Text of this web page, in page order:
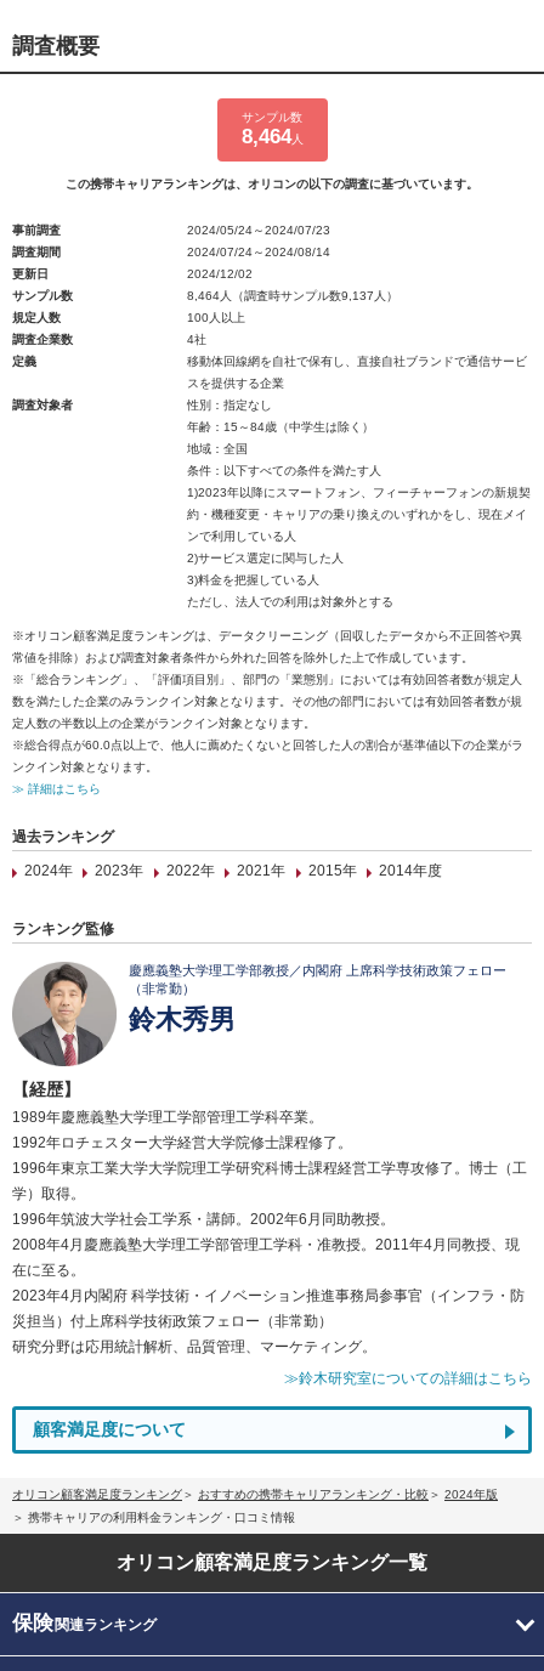
調査概要
サンプル数
8,464人
この携帯キャリアランキングは、オリコンの以下の調査に基づいています。
事前調査
2024/05/24～2024/07/23
調査期間
2024/07/24～2024/08/14
更新日
2024/12/02
サンプル数
8,464人（調査時サンプル数9,137人）
規定人数
100人以上
調査企業数
4社
定義
移動体回線網を自社で保有し、直接自社ブランドで通信サービ
スを提供する企業
調査対象者
性別：指定なし
年齢：15～84歳（中学生は除く）
地域：全国
条件：以下すべての条件を満たす人
1)2023年以降にスマートフォン、フィーチャーフォンの新規契
約・機種変更・キャリアの乗り換えのいずれかをし、現在メイ
ンで利用している人
2)サービス選定に関与した人
3)料金を把握している人
ただし、法人での利用は対象外とする
※オリコン顧客満足度ランキングは、データクリーニング（回収したデータから不正回答や異
常値を排除）および調査対象者条件から外れた回答を除外した上で作成しています。
※「総合ランキング」、「評価項目別」、部門の「業態別」においては有効回答者数が規定人
数を満たした企業のみランクイン対象となります。その他の部門においては有効回答者数が規
定人数の半数以上の企業がランクイン対象となります。
※総合得点が60.0点以上で、他人に薦めたくないと回答した人の割合が基準値以下の企業がラ
ンクイン対象となります。
≫ 詳細はこちら
過去ランキング
2024年
2023年 2022年 2021年 2015年 2014年度
ランキング監修
慶應義塾大学理工学部教授／内閣府 上席科学技術政策フェロー
（非常勤）
鈴木秀男
【経歴】
1989年慶應義塾大学理工学部管理工学科卒業。
1992年ロチェスター大学経営大学院修士課程修了。
1996年東京工業大学大学院理工学研究科博士課程経営工学専攻修了。博士（工
学）取得。
1996年筑波大学社会工学系・講師。2002年6月同助教授。
2008年4月慶應義塾大学理工学部管理工学科・准教授。2011年4月同教授、現
在に至る。
2023年4月内閣府 科学技術・イノベーション推進事務局参事官（インフラ・防
災担当）付上席科学技術政策フェロー（非常勤）
研究分野は応用統計解析、品質管理、マーケティング。
≫鈴木研究室についての詳細はこちら
顧客満足度について
オリコン顧客満足度ランキング おすすめの携帯キャリアランキング・比較
2024年版
携帯キャリアの利用料金ランキング・口コミ情報
オリコン顧客満足度ランキング一覧
保険関連ランキング